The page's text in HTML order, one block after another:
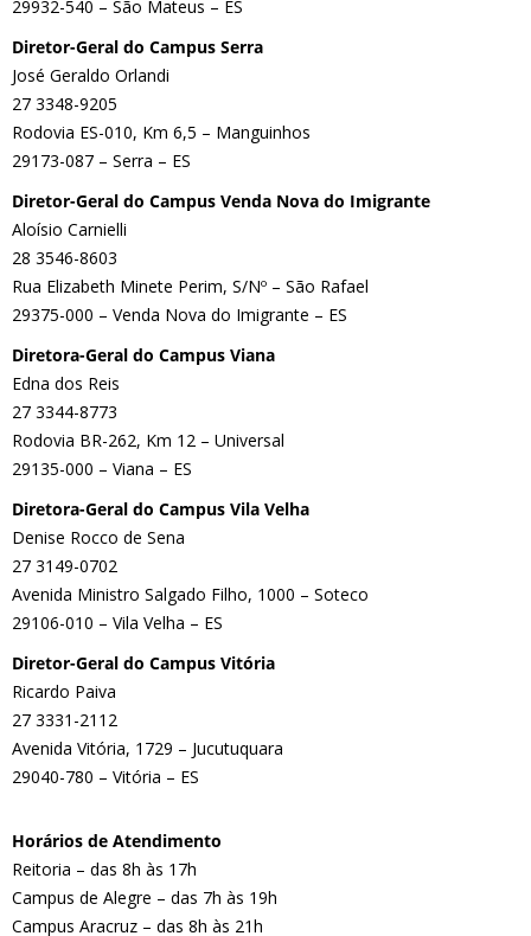
29932-540 – São Mateus – ES
Diretor-Geral do Campus Serra
José Geraldo Orlandi
27 3348-9205
Rodovia ES-010, Km 6,5 – Manguinhos
29173-087 – Serra – ES
Diretor-Geral do Campus Venda Nova do Imigrante
Aloísio Carnielli
28 3546-8603
Rua Elizabeth Minete Perim, S/Nº – São Rafael
29375-000 – Venda Nova do Imigrante – ES
Diretora-Geral do Campus Viana
Edna dos Reis
27 3344-8773
Rodovia BR-262, Km 12 – Universal
29135-000 – Viana – ES
Diretora-Geral do Campus Vila Velha
Denise Rocco de Sena
27 3149-0702
Avenida Ministro Salgado Filho, 1000 – Soteco
29106-010 – Vila Velha – ES
Diretor-Geral do Campus Vitória
Ricardo Paiva
27 3331-2112
Avenida Vitória, 1729 – Jucutuquara
29040-780 – Vitória – ES
Horários de Atendimento
Reitoria – das 8h às 17h
Campus de Alegre – das 7h às 19h
Campus Aracruz – das 8h às 21h